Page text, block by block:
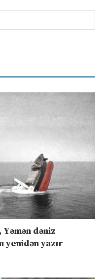
Yəmən dəniz
yenidən yazır